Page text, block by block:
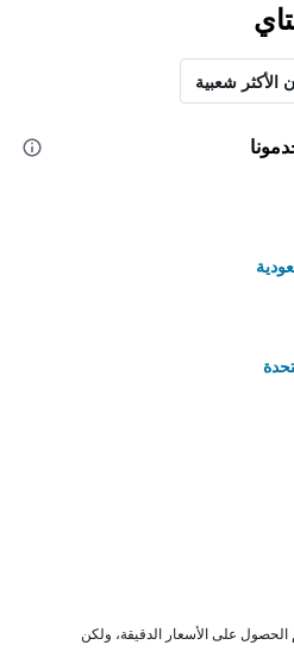
الأكثر شعبية